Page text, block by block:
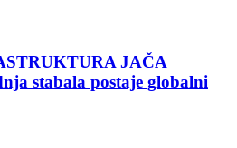
JAČA
stabala postaje globalni